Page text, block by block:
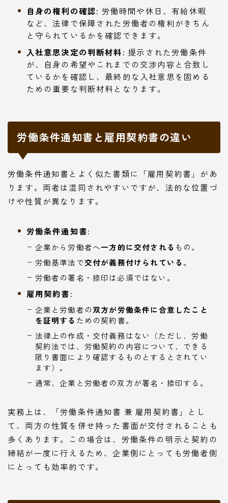
自身の権利の確認: 労働時間や休日、有給休暇
など、法律で保障された労働者の権利がきちん
と守られているかを確認できます。
入社意思決定の判断材料: 提示された労働条件
が、自身の希望やこれまでの交渉内容と合致し
ているかを確認し、最終的な入社意思を固める
ための重要な判断材料となります。
労働条件通知書と雇用契約書の違い
労働条件通知書とよく似た書類に「雇用契約書」があ
ります。両者は混同されやすいですが、法的な位置づ
けや性質が異なります。
労働条件通知書:
企業から労働者へ一方的に交付される もの。
労働基準法で交付が義務付けられている 。
労働者の署名・捺印は必須ではない。
雇用契約書:
企業と労働者の双方が労働条件に合意したこと
を証明する ための契約書。
法律上の作成・交付義務はない（ただし、労働
契約法では、労働契約の内容について、できる
限り書面により確認するものとするとされてい
ます）。
通常、企業と労働者の双方が署名・捺印する。
実務上は、「労働条件通知書 兼 雇用契約書」とし
て、両方の性質を併せ持った書面が交付されることも
多くあります。この場合は、労働条件の明示と契約の
締結が一度に行えるため、企業側にとっても労働者側
にとっても効率的です。